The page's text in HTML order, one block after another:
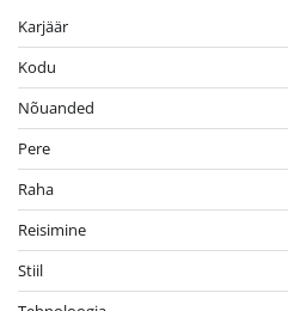
Karjäär
Kodu
Nõuanded
Pere
Raha
Reisimine
Stiil